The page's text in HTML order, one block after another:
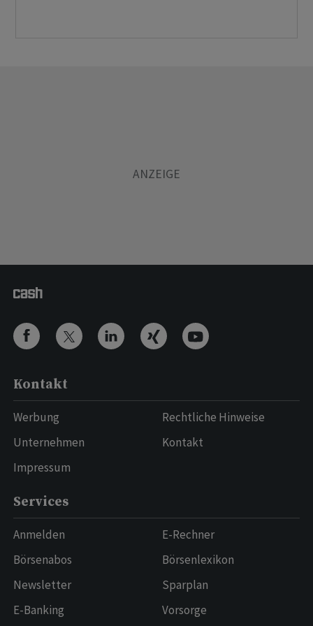
Kontakt
Werbung
Unternehmen
Impressum
Rechtliche Hinweise
Kontakt
Services
Anmelden
Börsenabos
Newsletter
E-Banking
E-Rechner
Börsenlexikon
Sparplan
Vorsorge